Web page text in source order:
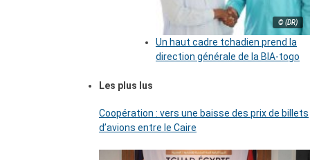
© (DR)
Un haut cadre tchadien prend la
direction générale de la BIA-togo
Les plus lus
Coopération : vers une baisse des prix de billets
d’avions entre le Caire